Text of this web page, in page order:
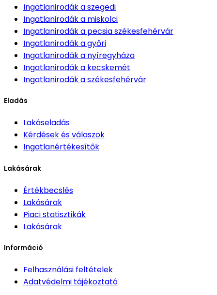
Ingatlanirodáka szegedi
Ingatlanirodáka miskolci
Ingatlanirodáka pecsia székesfehérvár
Ingatlanirodáka győri
Ingatlanirodáka nyíregyháza
Ingatlanirodáka kecskemét
Ingatlanirodáka székesfehérvár
Eladás
Lakáseladás
Kérdések és válaszok
Ingatlanértékesítők
Lakásárak
Értékbecslés
Lakásárak
Piaci statisztikák
Lakásárak
Információ
Felhasználási feltételek
Adatvédelmi tájékoztató